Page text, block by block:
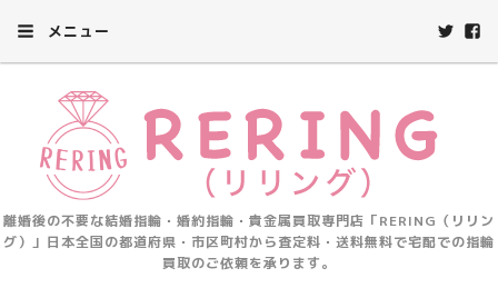
メニュー
離婚後の不要な結婚指輪・婚約指輪・貴金属買取専門店「RERING（リリン
グ）」日本全国の都道府県・市区町村から査定料・送料無料で宅配での指輪
買取のご依頼を承ります。